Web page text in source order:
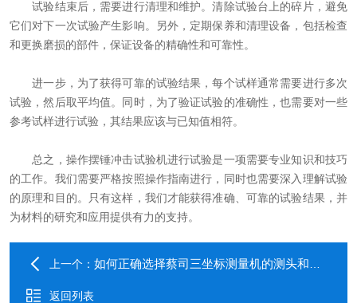
试验结束后，需要进行清理和维护。清除试验台上的碎片，避免
它们对下一次试验产生影响。另外，定期保养和清理设备，包括检查
和更换磨损的部件，保证设备的精确性和可靠性。
进一步，为了获得可靠的试验结果，每个试样通常需要进行多次
试验，然后取平均值。同时，为了验证试验的准确性，也需要对一些
参考试样进行试验，其结果应该与已知值相符。
总之，操作摆锤冲击试验机进行试验是一项需要专业知识和技巧
的工作。我们需要严格按照操作指南进行，同时也需要深入理解试验
的原理和目的。只有这样，我们才能获得准确、可靠的试验结果，并
为材料的研究和应用提供有力的支持。
上一个： 如何正确选择蔡司三坐标测量机的测头和测针？
返回列表